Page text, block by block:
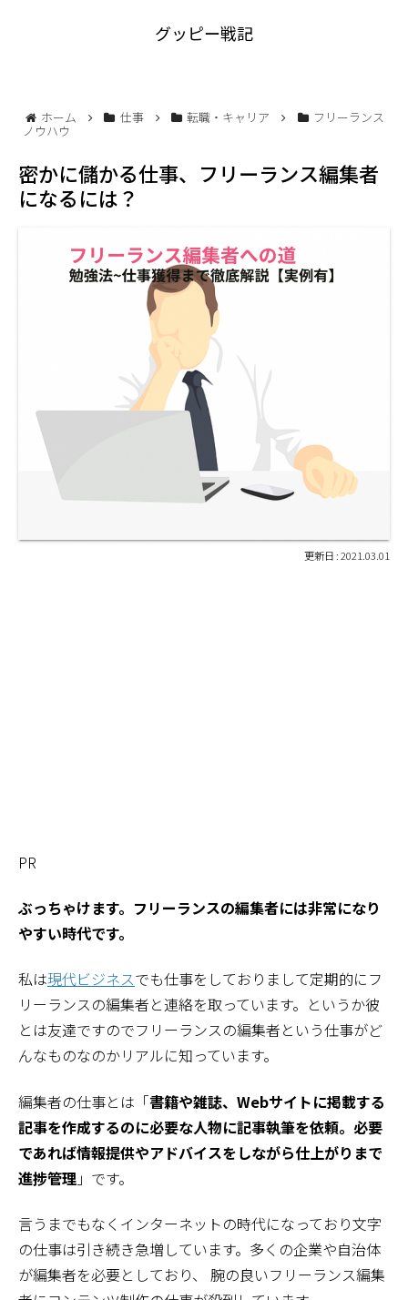
グッピー戦記
ホーム 仕事 転職・キャリア フリーランス
ノウハウ
密かに儲かる仕事、フリーランス編集者
になるには？
2021.03.01
PR
ぶっちゃけます。フリーランスの編集者には非常になり
やすい時代です。
私は現代ビジネスでも仕事をしておりまして定期的にフ
リーランスの編集者と連絡を取っています。というか彼
とは友達ですのでフリーランスの編集者という仕事がど
んなものなのかリアルに知っています。
編集者の仕事とは「書籍や雑誌、Webサイトに掲載する
記事を作成するのに必要な人物に記事執筆を依頼。必要
であれば情報提供やアドバイスをしながら仕上がりまで
進捗管理 」です。
言うまでもなくインターネットの時代になっており文字
の仕事は引き続き急増しています。多くの企業や自治体
が編集者を必要としており、 腕の良いフリーランス編集